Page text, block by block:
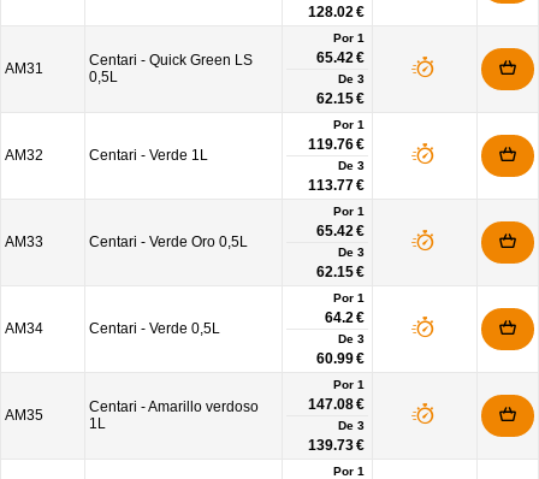
128.02 €
AM31
Centari - Quick Green LS
0,5L
Por 1
65.42 €
De 3
62.15 €
AM32 Centari - Verde 1L
Por 1
119.76 €
De 3
113.77 €
AM33 Centari - Verde Oro 0,5L
Por 1
65.42 €
De 3
62.15 €
AM34 Centari - Verde 0,5L
Por 1
64.2 €
De 3
60.99 €
AM35
Centari - Amarillo verdoso
1L
Por 1
147.08 €
De 3
139.73 €
Por 1